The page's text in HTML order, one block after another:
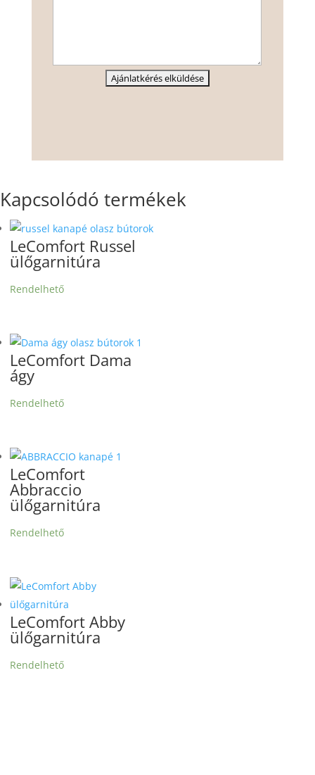
Kapcsolódó termékek
LeComfort Russel
ülőgarnitúra
Rendelhető
LeComfort Dama
ágy
Rendelhető
LeComfort
Abbraccio
ülőgarnitúra
Rendelhető
LeComfort Abby
ülőgarnitúra
Rendelhető